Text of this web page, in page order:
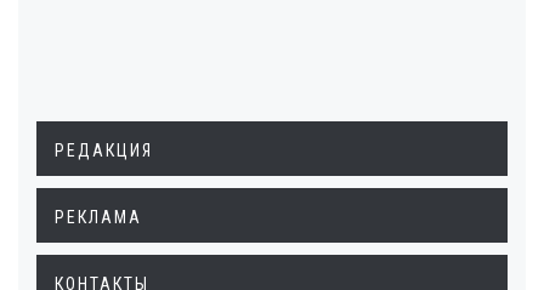
РЕДАКЦИЯ
РЕКЛАМА
КОНТАКТЫ